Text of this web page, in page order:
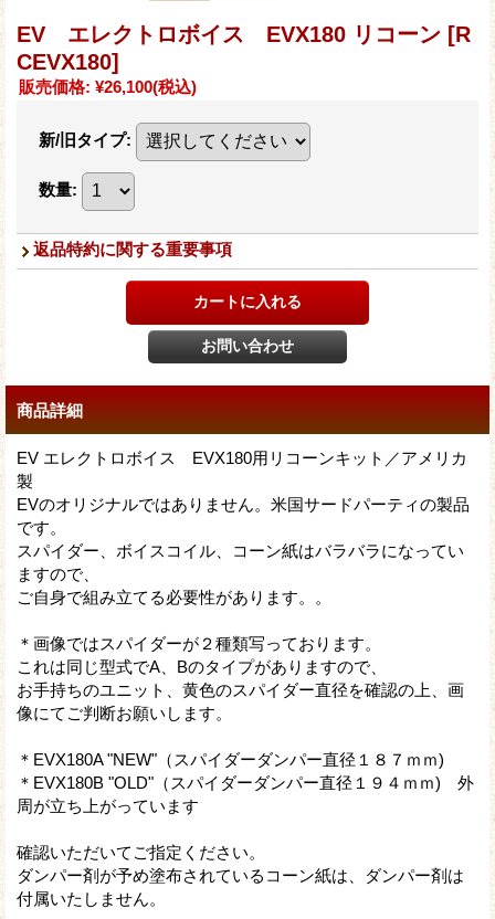
EV エレクトロボイス EVX180 リコーン [R
CEVX180]
販売価格: ¥26,100(税込)
新/旧タイプ:
数量:
返品特約に関する重要事項
商品詳細
EV エレクトロボイス EVX180用リコーンキット／アメリカ
製
EVのオリジナルではありません。米国サードパーティの製品
です。
スパイダー、ボイスコイル、コーン紙はバラバラになってい
ますので、
ご自身で組み立てる必要性があります。。
＊画像ではスパイダーが２種類写っております。
これは同じ型式でA、Bのタイプがありますので、
お手持ちのユニット、黄色のスパイダー直径を確認の上、画
像にてご判断お願いします。
＊EVX180A "NEW"（スパイダーダンパー直径１８７ｍｍ)
＊EVX180B "OLD"（スパイダーダンパー直径１９４ｍｍ) 外
周が立ち上がっています
確認いただいてご指定ください。
ダンパー剤が予め塗布されているコーン紙は、ダンパー剤は
付属いたしません。